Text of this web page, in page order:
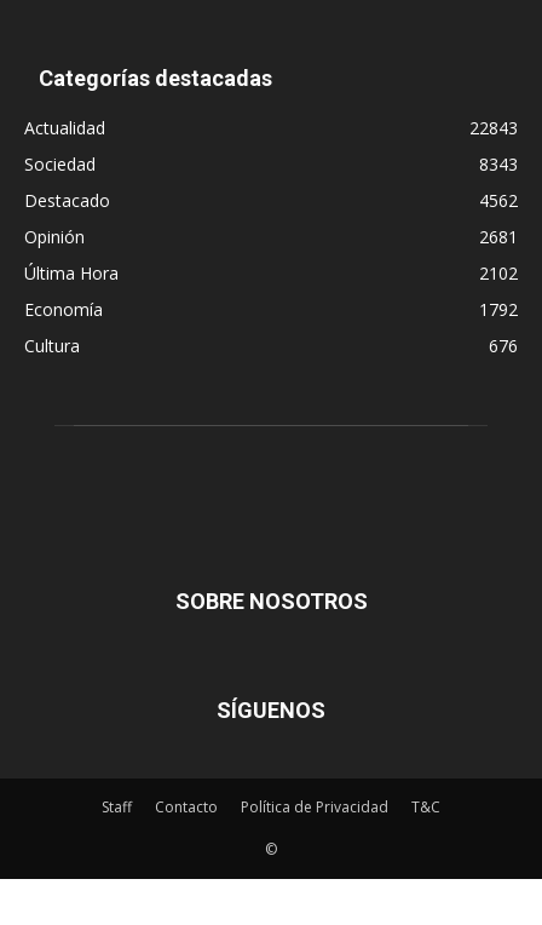
Categorías destacadas
Actualidad
22843
Sociedad
8343
Destacado
4562
Opinión
2681
Última Hora
2102
Economía
1792
Cultura
676
SOBRE NOSOTROS
SÍGUENOS
Staff Contacto Política de Privacidad T&C
©